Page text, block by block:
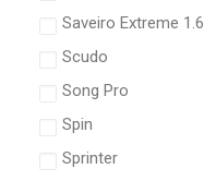
Saveiro Extreme 1.6
Scudo
Song Pro
Spin
Sprinter